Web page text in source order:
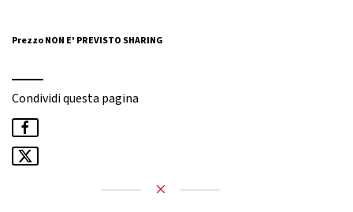
Prezzo NON E' PREVISTO SHARING
Condividi questa pagina